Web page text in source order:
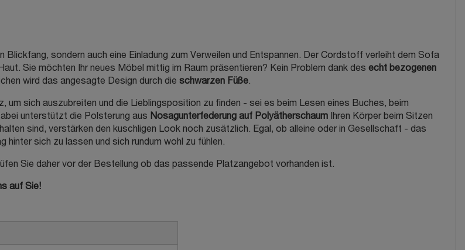
Blickfang, sondern auch eine Einladung zum Verweilen und Entspannen. Der Cordstoff verleiht dem Sofa
Sie möchten Ihr neues Möbel mittig im Raum präsentieren? Kein Problem dank des echt bezogenen
wird das angesagte Design durch die schwarzen Füße.
um sich auszubreiten und die Lieblingsposition zu finden - sei es beim Lesen eines Buches, beim
unterstützt die Polsterung aus Nosagunterfederung auf Polyätherschaum Ihren Körper beim Sitzen
sind, verstärken den kuschligen Look noch zusätzlich. Egal, ob alleine oder in Gesellschaft - das
sich zu lassen und sich rundum wohl zu fühlen.
Sie daher vor der Bestellung ob das passende Platzangebot vorhanden ist.
auf Sie!